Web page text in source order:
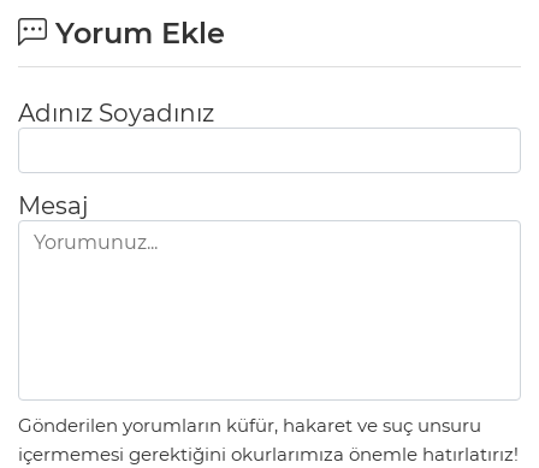
Yorum Ekle
Adınız Soyadınız
Mesaj
Gönderilen yorumların küfür, hakaret ve suç unsuru
içermemesi gerektiğini okurlarımıza önemle hatırlatırız!